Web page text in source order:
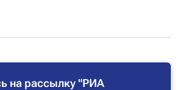
на рассылку "РИА